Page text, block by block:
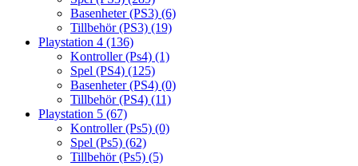
Basenheter (PS3) (6)
Tillbehör (PS3) (19)
Playstation 4 (136)
Kontroller (Ps4) (1)
Spel (PS4) (125)
Basenheter (PS4) (0)
Tillbehör (PS4) (11)
Playstation 5 (67)
Kontroller (Ps5) (0)
Spel (Ps5) (62)
Tillbehör (Ps5) (5)